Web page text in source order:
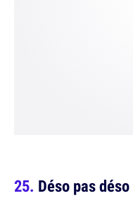
Déso pas déso